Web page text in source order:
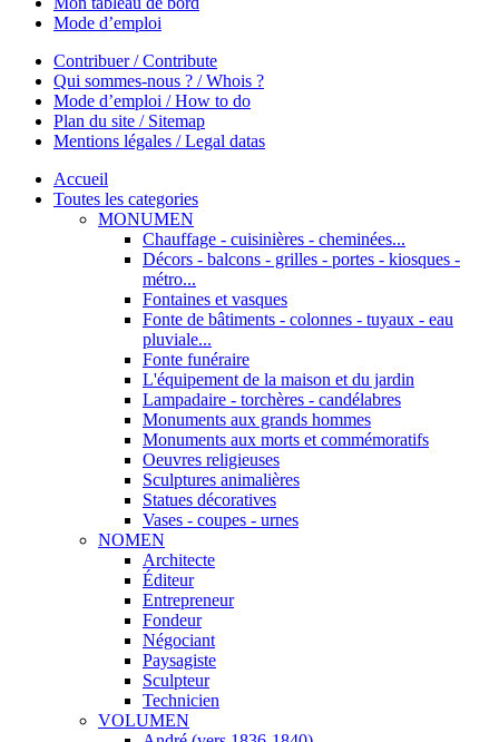
Mode d’emploi
Contribuer / Contribute
Qui sommes-nous ? / Whois ?
Mode d’emploi / How to do
Plan du site / Sitemap
Mentions légales / Legal datas
Accueil
Toutes les categories
MONUMEN
Chauffage - cuisinières - cheminées...
Décors - balcons - grilles - portes - kiosques -
métro...
Fontaines et vasques
Fonte de bâtiments - colonnes - tuyaux - eau
pluviale...
Fonte funéraire
L'équipement de la maison et du jardin
Lampadaire - torchères - candélabres
Monuments aux grands hommes
Monuments aux morts et commémoratifs
Oeuvres religieuses
Sculptures animalières
Statues décoratives
Vases - coupes - urnes
NOMEN
Architecte
Éditeur
Entrepreneur
Fondeur
Négociant
Paysagiste
Sculpteur
Technicien
VOLUMEN